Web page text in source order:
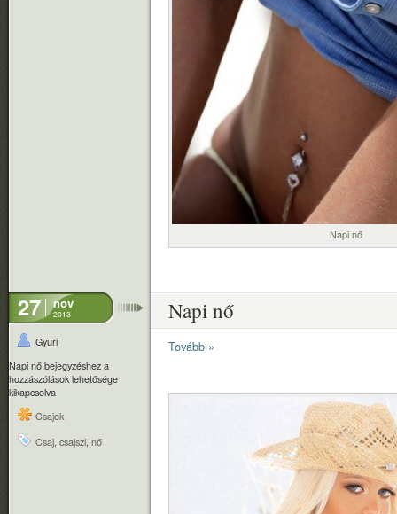
Napi nő
27 nov
2013
Gyuri
Napi nő bejegyzéshez a
hozzászólások lehetősége
kikapcsolva
Csajok
Csaj csajszi nő
Napi nő
Tovább »